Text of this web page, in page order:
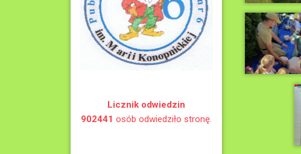
Licznik odwiedzin
902441 osób odwiedziło stronę.